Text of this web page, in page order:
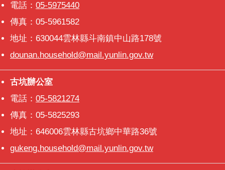
電話： 05-5975440
傳真：05-5961582
地址：630044雲林縣斗南鎮中山路178號
dounan.household@mail.yunlin.gov.tw
古坑辦公室
古坑辦公室
電話： 05-5821274
傳真：05-5825293
地址：646006雲林縣古坑鄉中華路36號
gukeng.household@mail.yunlin.gov.tw